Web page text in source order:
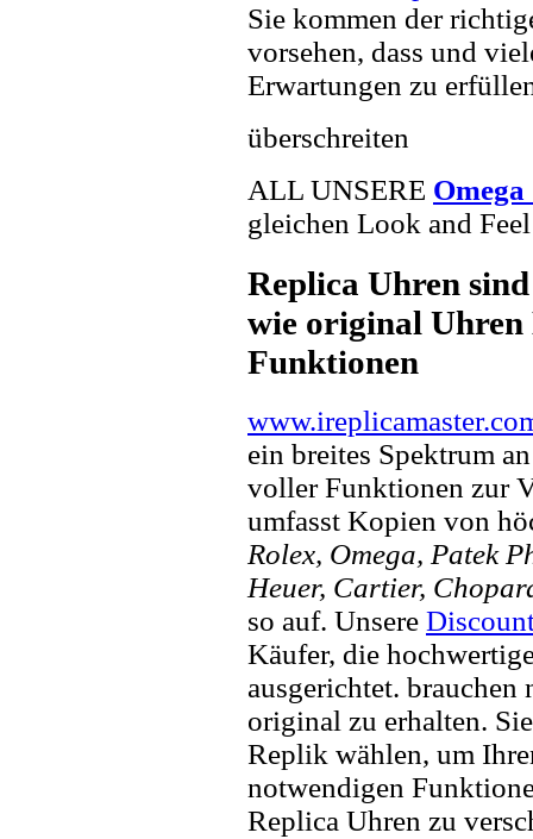
Sie kommen der
vorsehen, dass und
Erwartungen zu
überschreiten
ALL UNSERE
gleichen Look and
Replica Uhren
wie original Uhren
Funktionen
ein breites Spektrum
voller Funktionen zur
umfasst Kopien von
Rolex, Omega, Patek
Heuer, Cartier,
so auf. Unsere
Käufer, die
ausgerichtet. brauchen
original zu erhalten.
Replik wählen, um
notwendigen
Replica Uhren zu